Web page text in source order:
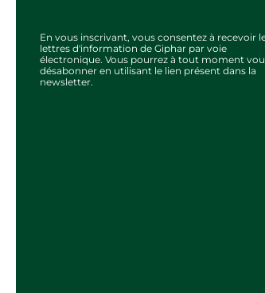
En vous inscrivant, vous consentez à recevoir
lettres d'information de Giphar par voie
électronique. Vous pourrez à tout moment
désabonner en utilisant le lien présent dans la
newsletter.